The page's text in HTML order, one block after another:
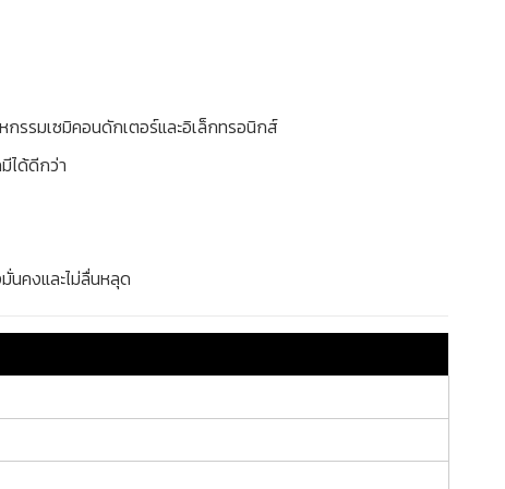
รรมเซมิคอนดักเตอร์และอิเล็กทรอนิกส์
ได้ดีกว่า
นคงและไม่ลื่นหลุด